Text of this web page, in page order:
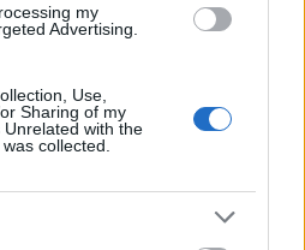
my
Advertising.
Use,
Sharing of my
with the
collected.